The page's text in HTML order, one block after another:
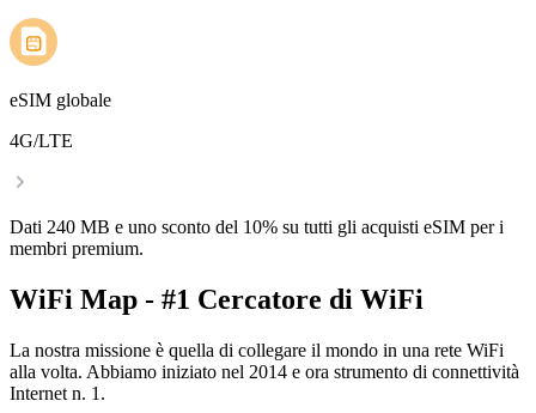
eSIM globale
4G/LTE
Dati 240 MB e uno sconto del 10% su tutti gli acquisti eSIM per i
membri premium.
WiFi Map - #1 Cercatore di WiFi
La nostra missione è quella di collegare il mondo in una rete WiFi
alla volta. Abbiamo iniziato nel 2014 e ora strumento di connettività
Internet n. 1.